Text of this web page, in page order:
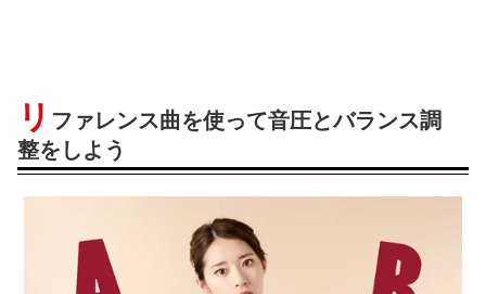
リ ファレンス曲を使って音圧とバランス調
整をしよう